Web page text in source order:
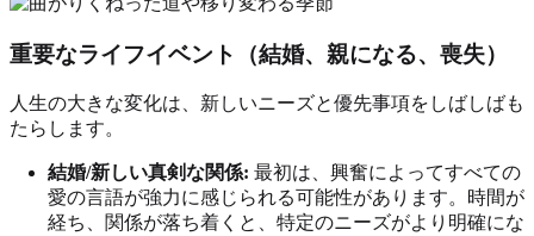
重要なライフイベント（結婚、親になる、喪失）
人生の大きな変化は、新しいニーズと優先事項をしばしばも
たらします。
結婚/新しい真剣な関係: 最初は、興奮によってすべての
愛の言語が強力に感じられる可能性があります。時間が
経ち、関係が落ち着くと、特定のニーズがより明確にな